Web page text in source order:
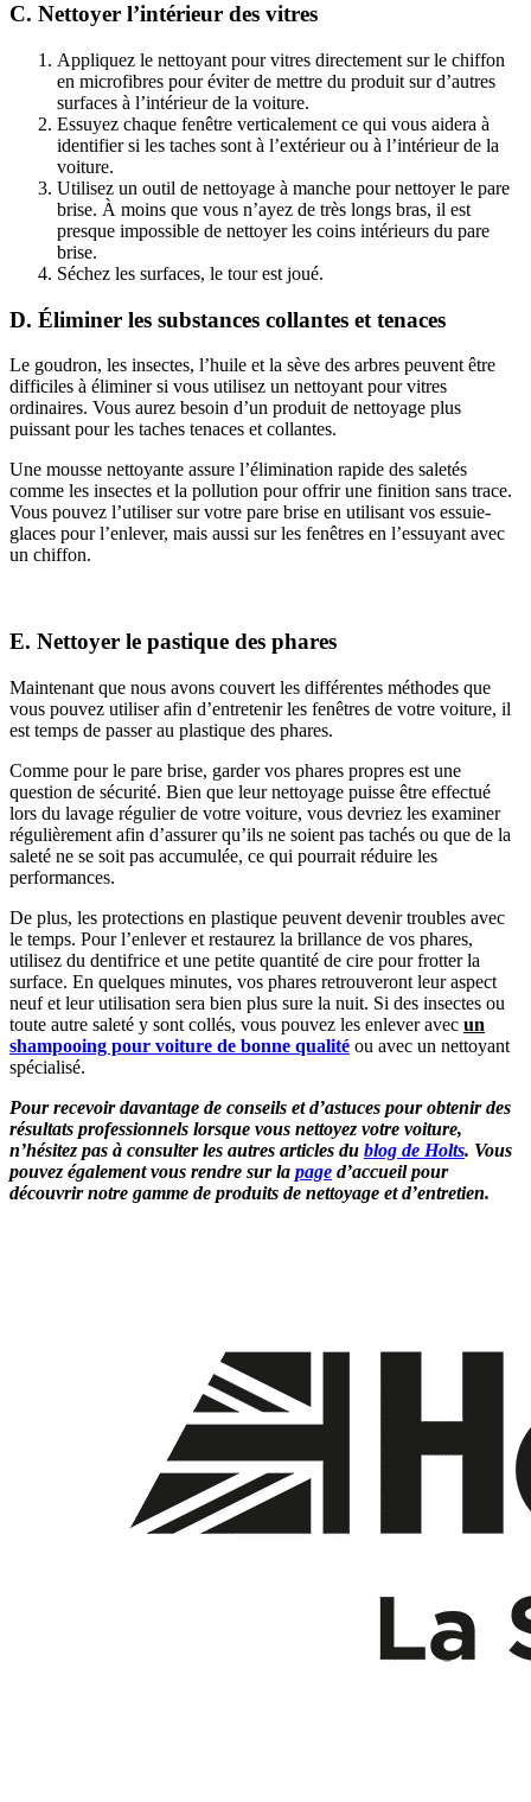
C. Nettoyer l’intérieur des vitres
Appliquez le nettoyant pour vitres directement sur le chiffon
en microfibres pour éviter de mettre du produit sur d’autres
surfaces à l’intérieur de la voiture.
Essuyez chaque fenêtre verticalement ce qui vous aidera à
identifier si les taches sont à l’extérieur ou à l’intérieur de la
voiture.
Utilisez un outil de nettoyage à manche pour nettoyer le pare
brise. À moins que vous n’ayez de très longs bras, il est
presque impossible de nettoyer les coins intérieurs du pare
brise.
Séchez les surfaces, le tour est joué.
D. Éliminer les substances collantes et tenaces
Le goudron, les insectes, l’huile et la sève des arbres peuvent être
difficiles à éliminer si vous utilisez un nettoyant pour vitres
ordinaires. Vous aurez besoin d’un produit de nettoyage plus
puissant pour les taches tenaces et collantes.
Une mousse nettoyante assure l’élimination rapide des saletés
comme les insectes et la pollution pour offrir une finition sans trace.
Vous pouvez l’utiliser sur votre pare brise en utilisant vos essuie-
glaces pour l’enlever, mais aussi sur les fenêtres en l’essuyant avec
un chiffon.
E. Nettoyer le pastique des phares
Maintenant que nous avons couvert les différentes méthodes que
vous pouvez utiliser afin d’entretenir les fenêtres de votre voiture, il
est temps de passer au plastique des phares.
Comme pour le pare brise, garder vos phares propres est une
question de sécurité. Bien que leur nettoyage puisse être effectué
lors du lavage régulier de votre voiture, vous devriez les examiner
régulièrement afin d’assurer qu’ils ne soient pas tachés ou que de la
saleté ne se soit pas accumulée, ce qui pourrait réduire les
performances.
De plus, les protections en plastique peuvent devenir troubles avec
le temps. Pour l’enlever et restaurez la brillance de vos phares,
utilisez du dentifrice et une petite quantité de cire pour frotter la
surface. En quelques minutes, vos phares retrouveront leur aspect
neuf et leur utilisation sera bien plus sure la nuit. Si des insectes ou
toute autre saleté y sont collés, vous pouvez les enlever avec un
shampooing pour voiture de bonne qualité ou avec un nettoyant
spécialisé.
Pour recevoir davantage de conseils et d’astuces pour obtenir des
résultats professionnels lorsque vous nettoyez votre voiture,
n’hésitez pas à consulter les autres articles du blog de Holts. Vous
pouvez également vous rendre sur la page d’accueilpour
découvrir notre gamme de produits de nettoyage et d’entretien.